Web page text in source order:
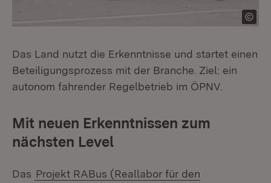
Das Land nutzt die Erkenntnisse und startet einen
Beteiligungsprozess mit der Branche. Ziel: ein
autonom fahrender Regelbetrieb im ÖPNV.
Mit neuen Erkenntnissen zum
nächsten Level
Das Projekt RABus (Reallabor für den